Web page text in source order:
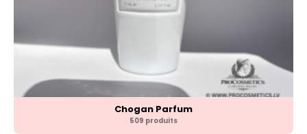
Chogan Parfum
509 produits